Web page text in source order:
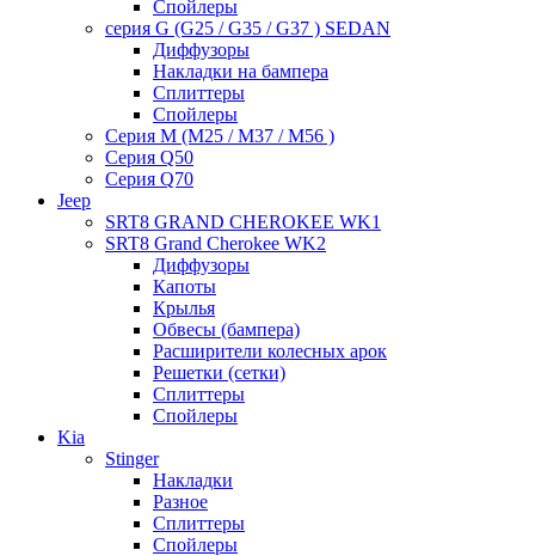
Спойлеры
серия G (G25 / G35 / G37 ) SEDAN
Диффузоры
Накладки на бампера
Сплиттеры
Спойлеры
Серия M (M25 / M37 / M56 )
Серия Q50
Серия Q70
Jeep
SRT8 GRAND CHEROKEE WK1
SRT8 Grand Cherokee WK2
Диффузоры
Капоты
Крылья
Обвесы (бампера)
Расширители колесных арок
Решетки (сетки)
Сплиттеры
Спойлеры
Kia
Stinger
Накладки
Разное
Сплиттеры
Спойлеры